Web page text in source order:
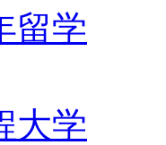
留学
大学